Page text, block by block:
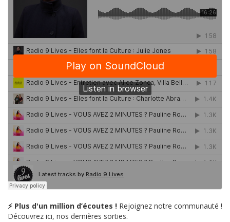
⚡ Plus d'un million d’écoutes ! Rejoignez notre communauté !
Découvrez ici, nos dernières sorties.